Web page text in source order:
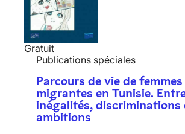
Gratuit
Publications spéciales
Parcours de vie de femmes
migrantes en Tunisie.
inégalités, discriminations
ambitions